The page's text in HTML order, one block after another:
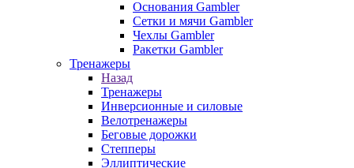
Основания Gambler
Сетки и мячи Gambler
Чехлы Gambler
Ракетки Gambler
Тренажеры
Назад
Тренажеры
Инверсионные и силовые
Велотренажеры
Беговые дорожки
Степперы
Эллиптические